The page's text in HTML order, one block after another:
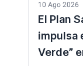
10 Ago 2026
El Plan
impulsa
Verde”